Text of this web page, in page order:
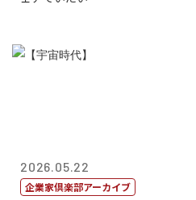
2026.05.22
企業家倶楽部アーカイブ